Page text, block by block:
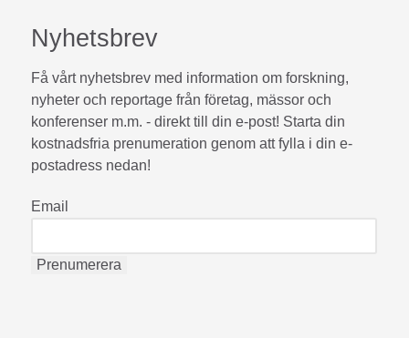
Nyhetsbrev
Få vårt nyhetsbrev med information om forskning,
nyheter och reportage från företag, mässor och
konferenser m.m. - direkt till din e-post! Starta din
kostnadsfria prenumeration genom att fylla i din e-
postadress nedan!
Email